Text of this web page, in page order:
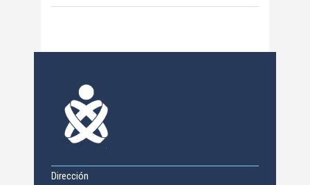
Dirección